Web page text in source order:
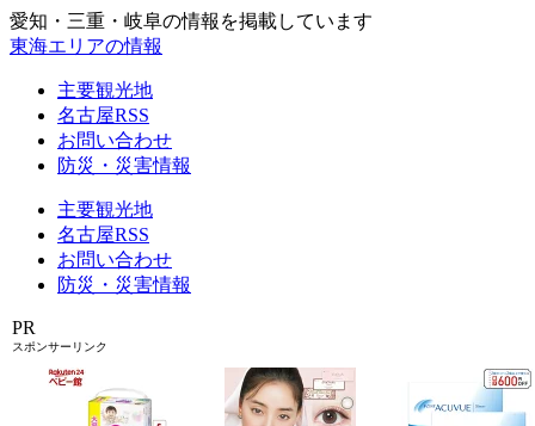
愛知・三重・岐阜の情報を掲載しています
東海エリアの情報
主要観光地
名古屋RSS
お問い合わせ
防災・災害情報
主要観光地
名古屋RSS
お問い合わせ
防災・災害情報
PR
スポンサーリンク